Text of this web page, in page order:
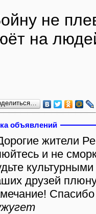
не
на
объявлений
жители
и не
друзей